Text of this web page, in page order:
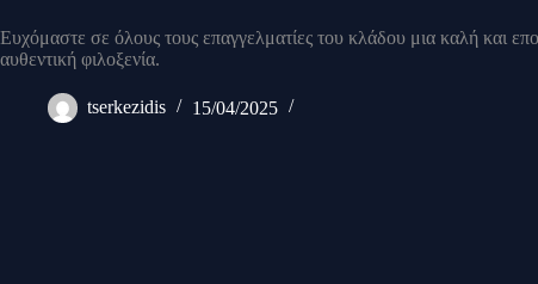
Ευχόμαστε σε όλους τους επαγγελματίες του κλάδου μια καλή και
αυθεντική φιλοξενία.
tserkezidis 15/04/2025